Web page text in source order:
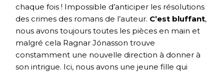
chaque fois ! Impossible d’anticiper les résolutions
des crimes des romans de l’auteur. C’est bluffant,
nous avons toujours toutes les pièces en main et
malgré cela Ragnar Jónasson trouve
constamment une nouvelle direction à donner à
son intrigue. Ici, nous avons une jeune fille qui